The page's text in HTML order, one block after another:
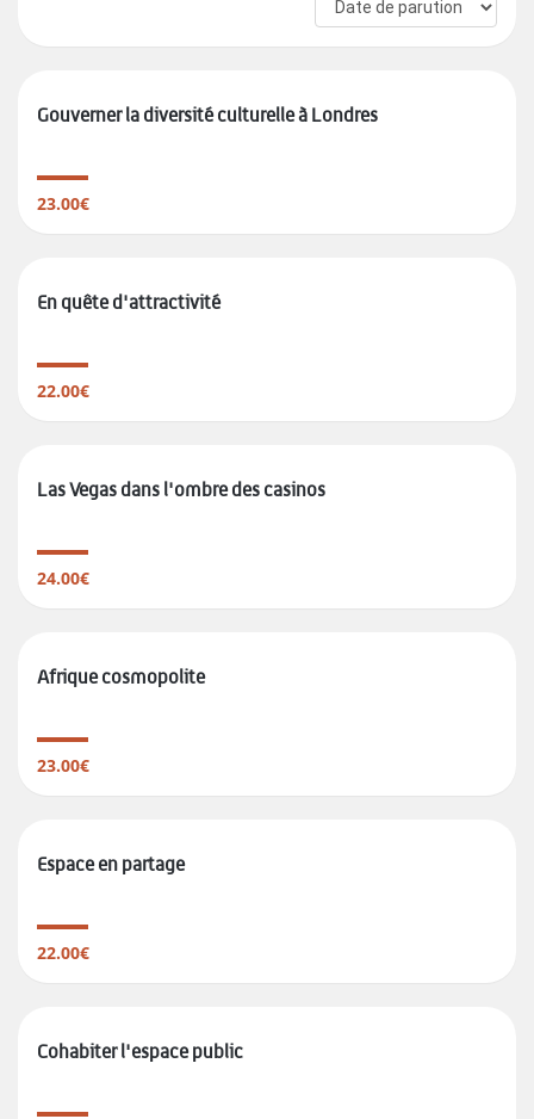
Gouverner la diversité culturelle à Londres
23.00€
En quête d'attractivité
22.00€
Las Vegas dans l'ombre des casinos
24.00€
Afrique cosmopolite
23.00€
Espace en partage
22.00€
Cohabiter l'espace public